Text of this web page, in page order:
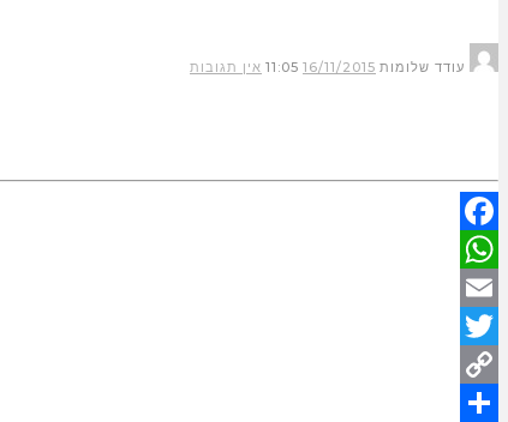
עודד שלומות 16/11/2015
11:05 אין תגובות
Facebook
WhatsApp
Email
Twitter
Copy